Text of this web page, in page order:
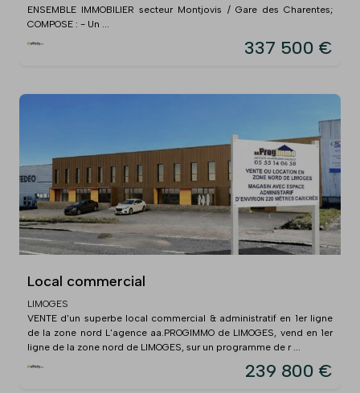
ENSEMBLE IMMOBILIER secteur Montjovis / Gare des Charentes;
COMPOSE : - Un ...
337 500 €
Local commercial
LIMOGES
VENTE d'un superbe local commercial & administratif en 1er ligne
de la zone nord L'agence aa.PROGIMMO de LIMOGES, vend en 1er
ligne de la zone nord de LIMOGES, sur un programme de r ...
239 800 €